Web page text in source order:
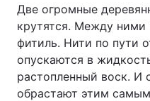
Две огромные
крутятся. Между
фитиль. Нити по пути
опускаются в
растопленный воск.
обрастают этим